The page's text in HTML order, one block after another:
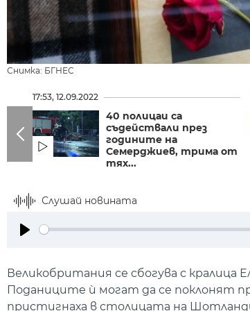
Снимка: БГНЕС
17:53, 12.09.2022
40 полицаи са
съдействали през
годините на
Семерджиев, трима от
тях...
Слушай новината
Великобритания се сбогува с
Поданиците ѝ могат да се поклонят
пристигнаха в столицата на